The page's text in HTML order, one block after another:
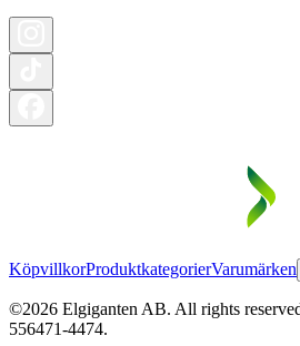
KöpvillkorProduktkategorierVarumärken
©2026 Elgiganten AB. All rights
556471-4474.